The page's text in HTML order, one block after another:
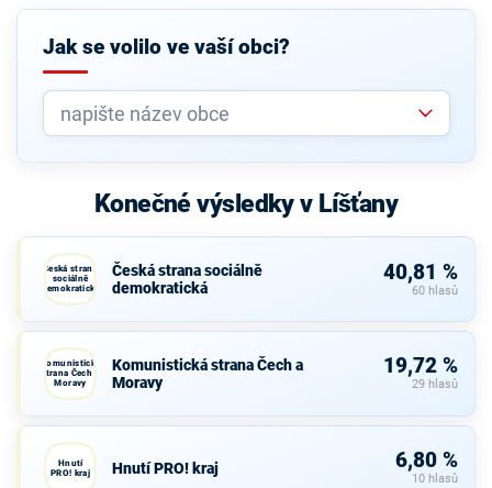
Jak se volilo ve vaší obci?
Konečné výsledky v Líšťany
Česká strana
sociálně
demokratická
Česká strana sociálně
demokratická
40,81 %
60 hlasů
Komunistická
strana Čech a
Moravy
Komunistická strana Čech a
Moravy
19,72 %
29 hlasů
Hnutí
PRO! kraj
Hnutí PRO! kraj 6,80 %
10 hlasů